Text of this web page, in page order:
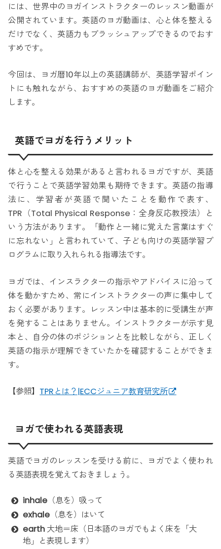
には、世界中のヨガインストラクターのレッスン動画が
公開されています。英語のヨガ動画は、心と体を整える
だけでなく、英語力もブラッシュアップできるのでおす
すめです。
今回は、ヨガ暦10年以上の英語講師が、英語学習ポイン
トにも触れながら、おすすめの英語のヨガ動画をご紹介
します。
英語でヨガを行うメリット
体と心を整える効果があると言われるヨガですが、英語
で行うことで英語学習効果も期待できます。英語の指導
法に、学習者が英語で聞いたことを動作で表す、
TPR（Total Physical Response：全身反応教授法）と
いう方法があります。「動作と一緒に覚えた言葉はすぐ
に忘れない」と言われていて、子ども向けの英語学習プ
ログラムに取り入れられる指導法です。
ヨガでは、インスラクターの指示やアドバイスに沿って
体を動かすため、常にインストラクターの声に集中して
おく必要があります。レッスン中は基本的に受講生が声
を発することはありません。インストラクターが示す見
本と、自分の体のポジションとを比較しながら、正しく
英語の指示が理解できていたかを確認することができま
す。
【参照】 TPRとは？|ECCジュニア教育研究所
ヨガで使われる英語表現
英語でヨガのレッスンを受ける前に、ヨガでよく使われ
る英語表現を覚えておきましょう。
inhale （息を）吸って
exhale （息を）はいて
earth 大地＝床（日本語のヨガでもよく床を「大
地」と表現します）